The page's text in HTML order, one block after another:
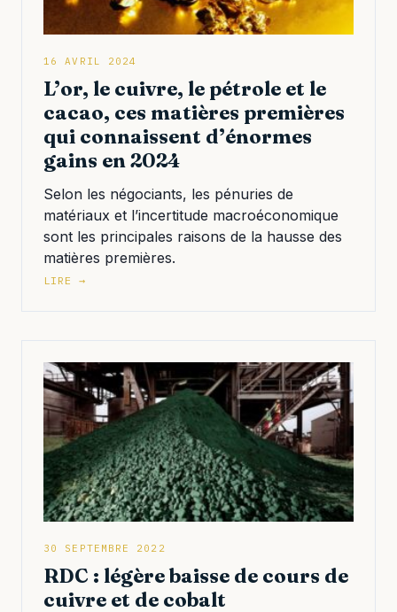
16 AVRIL 2024
L’or, le cuivre, le pétrole et le
cacao, ces matières premières
qui connaissent d’énormes
gains en 2024
Selon les négociants, les pénuries de
matériaux et l’incertitude macroéconomique
sont les principales raisons de la hausse des
matières premières.
LIRE →
30 SEPTEMBRE 2022
RDC : légère baisse de cours de
cuivre et de cobalt